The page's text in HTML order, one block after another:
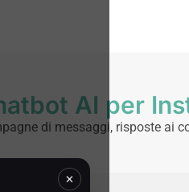
×
AI per
di messaggi, risposte ai